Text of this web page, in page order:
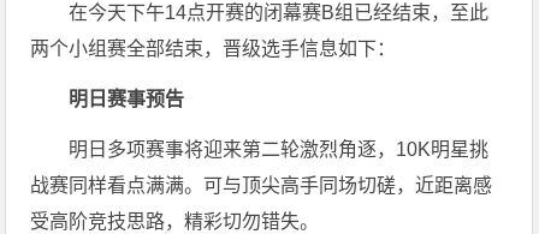
在今天下午14点开赛的闭幕赛B组已经结束，至此
两个小组赛全部结束，晋级选手信息如下：
明日赛事预告
明日多项赛事将迎来第二轮激烈角逐，10K明星挑
战赛同样看点满满。可与顶尖高手同场切磋，近距离感
受高阶竞技思路，精彩切勿错失。